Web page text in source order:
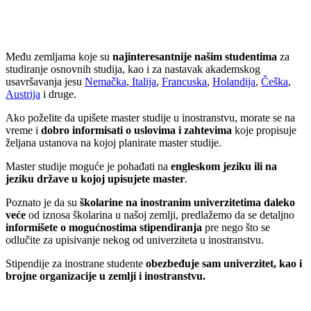
Među zemljama koje su najinteresantnije našim studentima za
studiranje osnovnih studija, kao i za nastavak akademskog
usavršavanja jesu Nemačka, Italija, Francuska, Holandija, Češka,
Austrija i druge.
Ako poželite da upišete master studije u inostranstvu, morate se na
vreme i dobro informisati o uslovima i zahtevima koje propisuje
željana ustanova na kojoj planirate master studije.
Master studije moguće je pohađati na engleskom jeziku ili na
jeziku države u kojoj upisujete master.
Poznato je da su školarine na inostranim univerzitetima daleko
veće od iznosa školarina u našoj zemlji, predlažemo da se detaljno
informišete o mogućnostima stipendiranja pre nego što se
odlučite za upisivanje nekog od univerziteta u inostranstvu.
Stipendije za inostrane studente obezbeđuje sam univerzitet, kao i
brojne organizacije u zemlji i inostranstvu.